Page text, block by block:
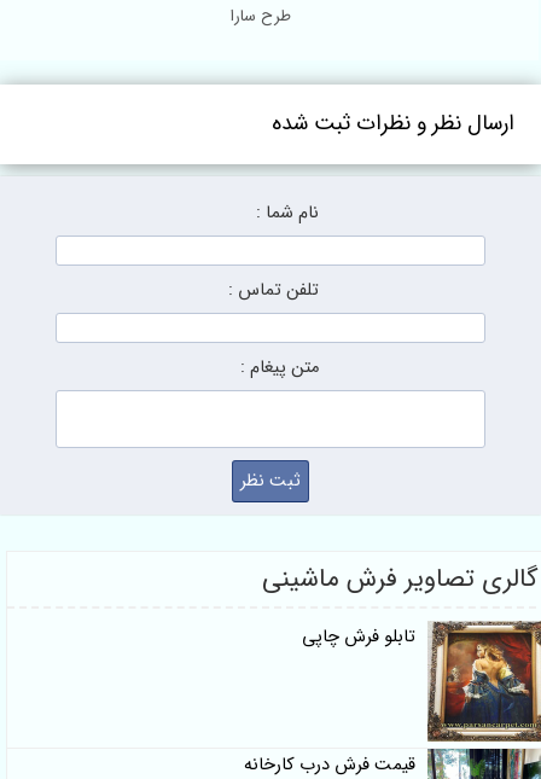
طرح سارا
ارسال نظر و نظرات ثبت شده
نام شما :
تلفن تماس :
متن پیغام :
گالری تصاویر فرش ماشینی
تابلو فرش چاپی
قیمت فرش درب کارخانه